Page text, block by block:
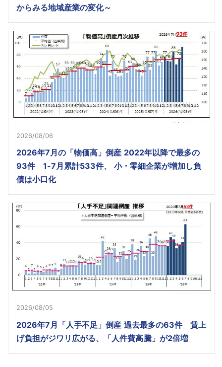
からみる地域産業の変化～
2026/08/06
2026年7月の「物価高」倒産 2022年以降で最多の
93件 1-7月累計533件、 小・零細企業が増加し負
債は小口化
2026/08/05
2026年7月「人手不足」倒産 過去最多の63件 賃上
げ負担がジワリ広がる、「人件費高騰」が2倍増